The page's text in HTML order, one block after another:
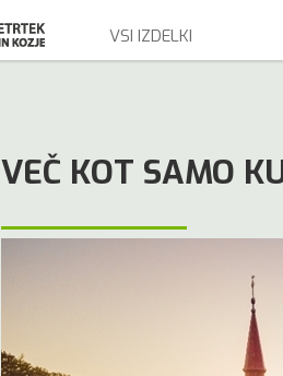
VSI IZDELKI
VEČ KOT SAMO